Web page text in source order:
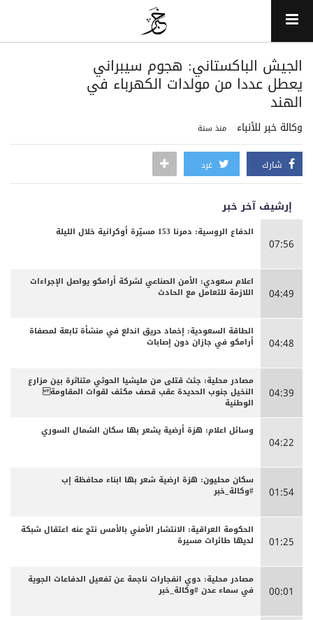
الجيش الباكستاني: هجوم سيبراني
يعطل عددا من مولدات الكهرباء في
الهند
وكالة خبر للأنباء منذ سنة
شارك غرد
إرشيف آخر خبر
07:56
الدفاع الروسية: دمرنا 153 مسيّرة أوكرانية خلال الليلة
04:49
اعلام سعودي: الأمن الصناعي لشركة أرامكو يواصل الإجراءات
اللازمة للتعامل مع الحادث
04:48
الطاقة السعودية: إخماد حريق اندلع في منشأة تابعة لمصفاة
أرامكو في جازان دون إصابات
04:39
مصادر محلية: جثث قتلى من مليشيا الحوثي متناثرة بين مزارع
النخيل جنوب الحديدة عقب قصف مكثف لقوات المقاومة
الوطنية
04:22
وسائل اعلام: هزة أرضية يشعر بها سكان الشمال السوري
01:54
سكان محليون: هزة ارضية شعر بها ابناء محافظة إب
#وكالة_خبر
01:25
الحكومة العراقية: الانتشار الأمني بالأمس نتج عنه اعتقال شبكة
لديها طائرات مسيرة
00:01
مصادر محلية: دوي انفجارات ناجمة عن تفعيل الدفاعات الجوية
في سماء عدن #وكالة_خبر